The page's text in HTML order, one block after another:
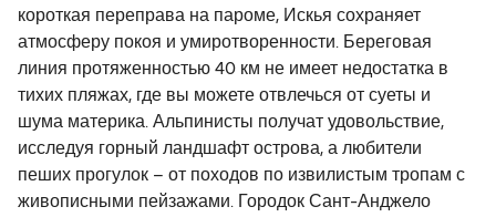
короткая переправа на пароме, Искья сохраняет
атмосферу покоя и умиротворенности. Береговая
линия протяженностью 40 км не имеет недостатка в
тихих пляжах, где вы можете отвлечься от суеты и
шума материка. Альпинисты получат удовольствие,
исследуя горный ландшафт острова, а любители
пеших прогулок – от походов по извилистым тропам с
живописными пейзажами. Городок Сант-Анджело